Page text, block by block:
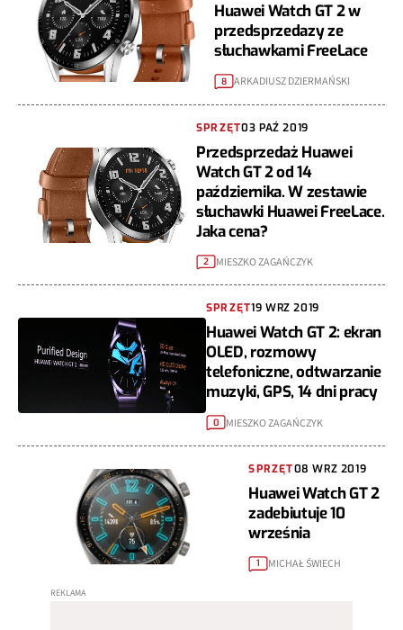
Huawei Watch GT 2 w
przedsprzedazy ze
słuchawkami FreeLace
8 ARKADIUSZ DZIERMAŃSKI
SPRZĘT03 PAŹ 2019
Przedsprzedaż Huawei
Watch GT 2 od 14
października. W zestawie
słuchawki Huawei FreeLace.
Jaka cena?
2 MIESZKO ZAGAŃCZYK
SPRZĘT19 WRZ 2019
Huawei Watch GT 2: ekran
OLED, rozmowy
telefoniczne, odtwarzanie
muzyki, GPS, 14 dni pracy
0 MIESZKO ZAGAŃCZYK
SPRZĘT08 WRZ 2019
Huawei Watch GT 2
zadebiutuje 10
września
1 MICHAŁ ŚWIECH